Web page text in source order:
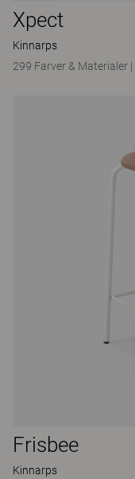
Xpect
Kinnarps
299 Farver & Materialer |
Frisbee
Kinnarps